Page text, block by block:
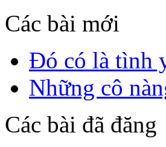
Các bài mới
Đó có là tình
Những cô
Các bài đã đăng